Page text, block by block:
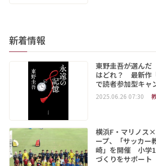
新着情報
東野圭吾が選んだ
はどれ？ 最新作
で読者参加型キャ
2025.06.26 07:30
横浜F・マリノス
ープ、「サッカー
崎」を開催 小学
づくりをサポート